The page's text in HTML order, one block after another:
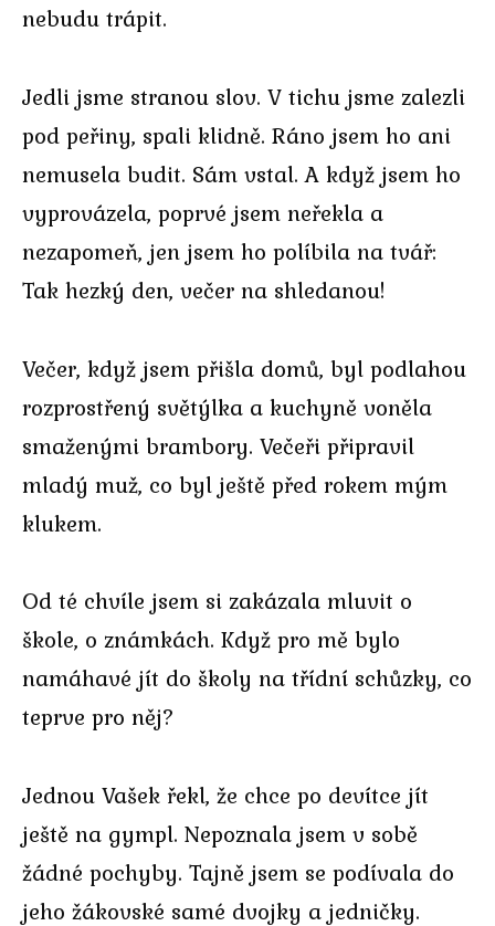
nebudu trápit.
Jedli jsme stranou slov. V tichu jsme zalezli
pod peřiny, spali klidně. Ráno jsem ho ani
nemusela budit. Sám vstal. A když jsem ho
vyprovázela, poprvé jsem neřekla a
nezapomeň, jen jsem ho políbila na tvář:
Tak hezký den, večer na shledanou!
Večer, když jsem přišla domů, byl podlahou
rozprostřený světýlka a kuchyně voněla
smaženými brambory. Večeři připravil
mladý muž, co byl ještě před rokem mým
klukem.
Od té chvíle jsem si zakázala mluvit o
škole, o známkách. Když pro mě bylo
namáhavé jít do školy na třídní schůzky, co
teprve pro něj?
Jednou Vašek řekl, že chce po devítce jít
ještě na gympl. Nepoznala jsem v sobě
žádné pochyby. Tajně jsem se podívala do
jeho žákovské samé dvojky a jedničky.